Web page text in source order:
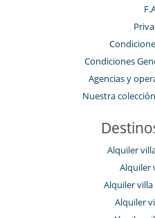
Condiciones
Agencias y
Nuestra
Alquiler
Alquiler
Alquiler
Alquiler